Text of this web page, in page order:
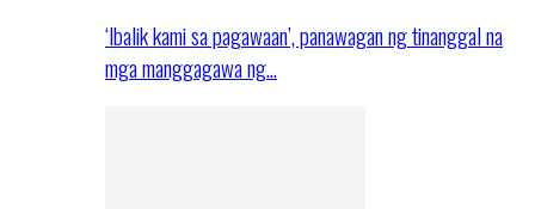
‘Ibalik kami sa pagawaan’, panawagan ng tinanggal na
mga manggagawa ng…